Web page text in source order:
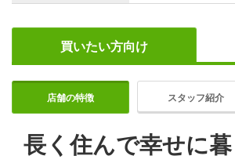
買いたい方向け
店舗の特徴 スタッフ紹介
長く住んで幸せに